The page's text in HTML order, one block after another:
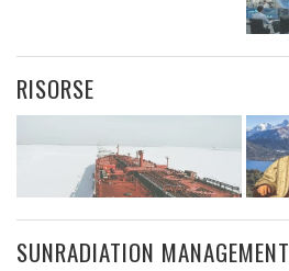
RISORSE
SUNRADIATION MANAGEMENT